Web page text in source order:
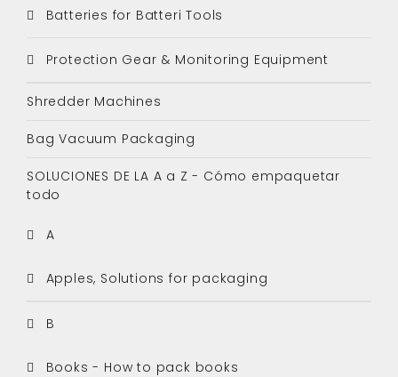
Batteries for Batteri Tools
Protection Gear & Monitoring Equipment
Shredder Machines
Bag Vacuum Packaging
SOLUCIONES DE LA A a Z - Cómo empaquetar
todo
A
Apples, Solutions for packaging
B
Books - How to pack books